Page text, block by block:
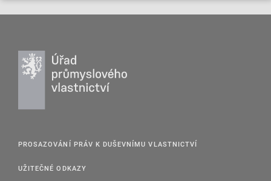
PROSAZOVÁNÍ PRÁV K DUŠEVNÍMU VLASTNICTVÍ
UŽITEČNÉ ODKAZY